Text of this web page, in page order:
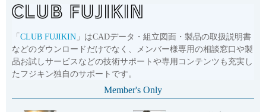
「 CLUB FUJIKIN 」はCADデータ・組立図面・製品の取扱説明書
などのダウンロードだけでなく、メンバー様専用の相談窓口や製
品お試しサービスなどの技術サポートや専用コンテンツも充実し
たフジキン独自のサポートです。
Member's Only